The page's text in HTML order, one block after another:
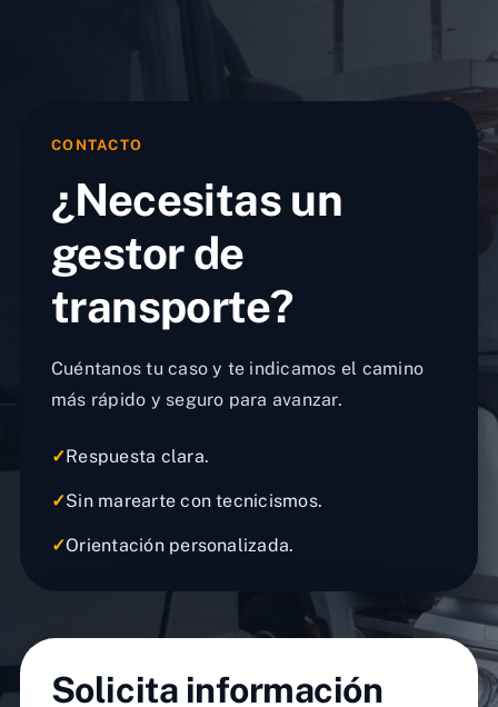
CONTACTO
¿Necesitas un
gestor de
transporte?
Cuéntanos tu caso y te indicamos el camino
más rápido y seguro para avanzar.
✓Respuesta clara.
✓Sin marearte con tecnicismos.
✓Orientación personalizada.
Solicita información